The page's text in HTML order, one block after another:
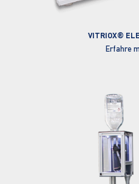
VITRIOX®
Erfahre